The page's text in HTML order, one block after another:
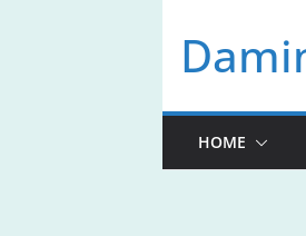
content
HOME